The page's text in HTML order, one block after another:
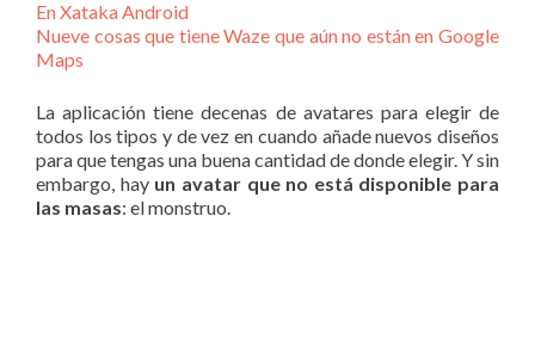
En Xataka Android
Nueve cosas que tiene Waze que aún no están en Google
Maps
La aplicación tiene decenas de avatares para elegir de
todos los tipos y de vez en cuando añade nuevos diseños
para que tengas una buena cantidad de donde elegir. Y sin
embargo, hay un avatar que no está disponible para
las masas: el monstruo.